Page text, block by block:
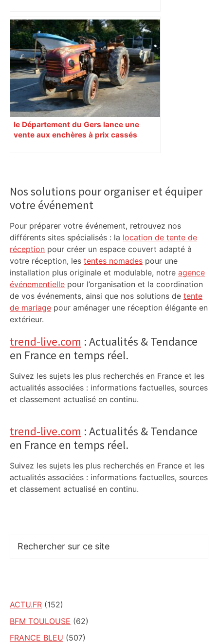
le Département du Gers lance une
vente aux enchères à prix cassés
Sidebar
Nos solutions pour organiser et équiper
votre événement
Pour préparer votre événement, retrouvez nos
différents sites spécialisés : la location de tente de
réception pour créer un espace couvert adapté à
votre réception, les tentes nomades pour une
installation plus originale et modulable, notre agence
événementielle pour l’organisation et la coordination
de vos événements, ainsi que nos solutions de tente
de mariage pour aménager une réception élégante en
extérieur.
trend-live.com : Actualités & Tendance
en France en temps réel.
Suivez les sujets les plus recherchés en France et les
actualités associées : informations factuelles, sources
et classement actualisé en continu.
trend-live.com : Actualités & Tendance
en France en temps réel.
Suivez les sujets les plus recherchés en France et les
actualités associées : informations factuelles, sources
et classement actualisé en continu.
sur
ACTU.FR (152)
BFM TOULOUSE (62)
FRANCE BLEU (507)